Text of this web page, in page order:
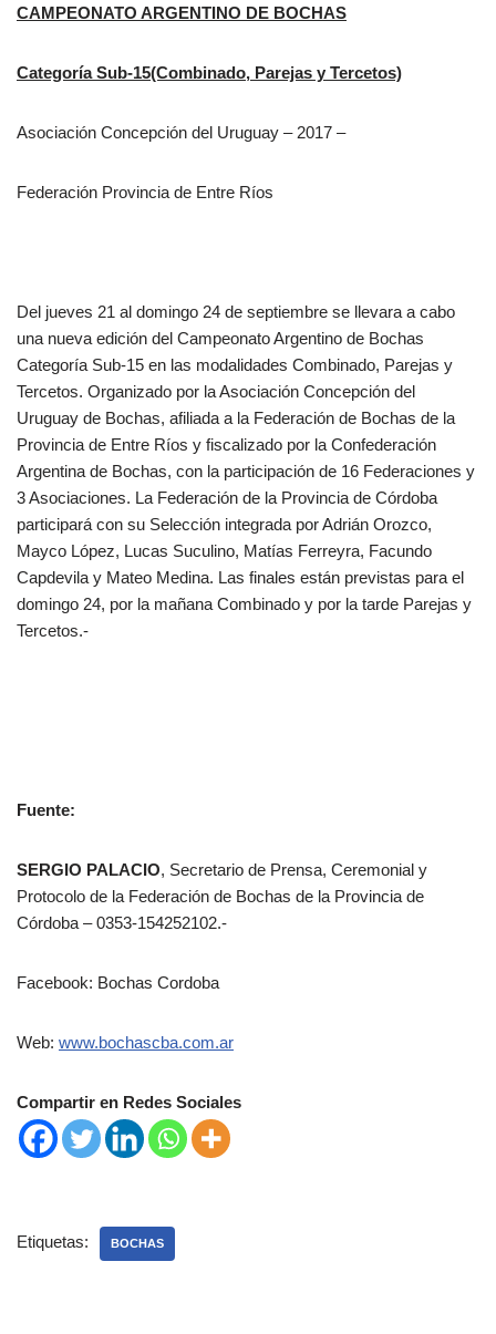
CAMPEONATO ARGENTINO DE BOCHAS
Categoría Sub-15(Combinado, Parejas y Tercetos)
Asociación Concepción del Uruguay – 2017 –
Federación Provincia de Entre Ríos
Del jueves 21 al domingo 24 de septiembre se llevara a cabo
una nueva edición del Campeonato Argentino de Bochas
Categoría Sub-15 en las modalidades Combinado, Parejas y
Tercetos. Organizado por la Asociación Concepción del
Uruguay de Bochas, afiliada a la Federación de Bochas de la
Provincia de Entre Ríos y fiscalizado por la Confederación
Argentina de Bochas, con la participación de 16 Federaciones y
3 Asociaciones. La Federación de la Provincia de Córdoba
participará con su Selección integrada por Adrián Orozco,
Mayco López, Lucas Suculino, Matías Ferreyra, Facundo
Capdevila y Mateo Medina. Las finales están previstas para el
domingo 24, por la mañana Combinado y por la tarde Parejas y
Tercetos.-
Fuente:
SERGIO PALACIO, Secretario de Prensa, Ceremonial y
Protocolo de la Federación de Bochas de la Provincia de
Córdoba – 0353-154252102.-
Facebook: Bochas Cordoba
Web: www.bochascba.com.ar
Compartir en Redes Sociales
Etiquetas: BOCHAS